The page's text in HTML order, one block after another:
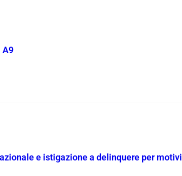
A9
e istigazione a delinquere per motivi